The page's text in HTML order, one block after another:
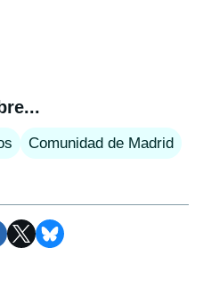
Comunidad de Madrid